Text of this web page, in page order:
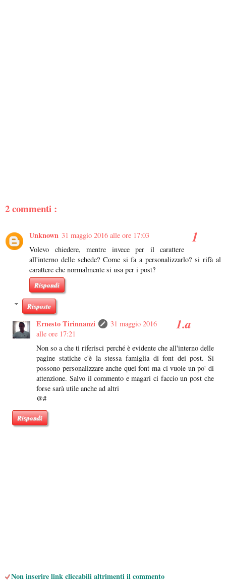
2 commenti :
Unknown 31 maggio 2016 alle ore 17:03
Volevo chiedere, mentre invece per il carattere
all'interno delle schede? Come si fa a personalizzarlo? si rifà al
carattere che normalmente si usa per i post?
Rispondi
Risposte
Ernesto Tirinnanzi
31 maggio 2016
alle ore 17:21
Non so a che ti riferisci perché è evidente che all'interno delle
pagine statiche c'è la stessa famiglia di font dei post. Si
possono personalizzare anche quei font ma ci vuole un po' di
attenzione. Salvo il commento e magari ci faccio un post che
forse sarà utile anche ad altri
@#
Rispondi
Non inserire link cliccabili altrimenti il commento